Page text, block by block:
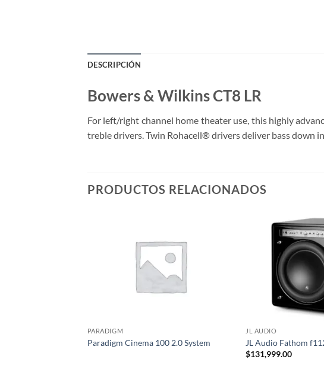
DESCRIPCIÓN
Bowers & Wilkins CT8 LR
For left/right channel home theater use, this highly
treble drivers. Twin Rohacell® drivers deliver bass down
PRODUCTOS RELACIONADOS
PARADIGM
Paradigm Cinema 100 2.0 System
JL AUDIO
JL Audio Fathom
$131,999.00